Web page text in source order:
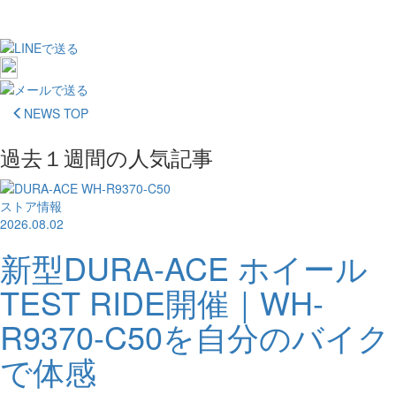
NEWS TOP
過去１週間の人気記事
ストア情報
2026.08.02
新型DURA-ACE ホイール
TEST RIDE開催｜WH-
R9370-C50を自分のバイク
で体感